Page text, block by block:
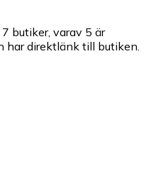
butiker, varav 5 är
har direktlänk till butiken.